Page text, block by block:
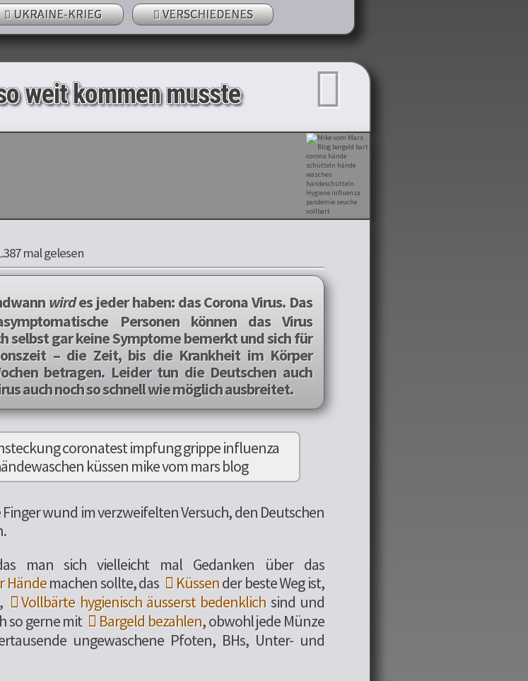
UKRAINE-KRIEG VERSCHIEDENES
weit kommen musste
mal gelesen
wirdes jeder haben: das Corona Virus. Das
Personen können das Virus
selbst gar keine Symptome bemerkt und sich für
– die Zeit, bis die Krankheit im Körper
betragen. Leider tun die Deutschen auch
auch noch so schnell wie möglich ausbreitet.
wund im verzweifelten Versuch, den Deutschen
man sich vielleicht mal Gedanken über das
Händemachen sollte, das Küssender beste Weg ist,
Vollbärte hygienisch äusserst bedenklichsind und
so gerne mit
Bargeld bezahlen, obwohl jede Münze
ungewaschene Pfoten, BHs, Unter- und